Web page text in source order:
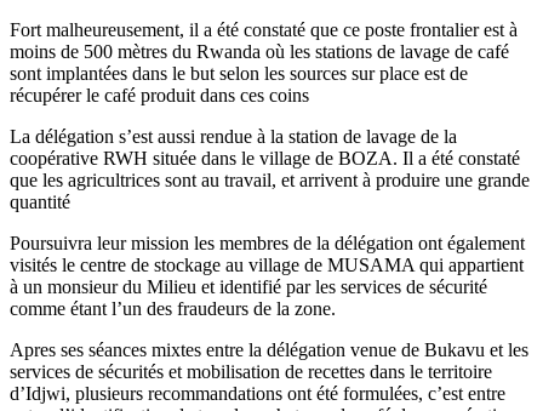
Fort malheureusement, il a été constaté que ce poste frontalier est à
moins de 500 mètres du Rwanda où les stations de lavage de café
sont implantées dans le but selon les sources sur place est de
récupérer le café produit dans ces coins
La délégation s’est aussi rendue à la station de lavage de la
coopérative RWH située dans le village de BOZA. Il a été constaté
que les agricultrices sont au travail, et arrivent à produire une grande
quantité
Poursuivra leur mission les membres de la délégation ont également
visités le centre de stockage au village de MUSAMA qui appartient
à un monsieur du Milieu et identifié par les services de sécurité
comme étant l’un des fraudeurs de la zone.
Apres ses séances mixtes entre la délégation venue de Bukavu et les
services de sécurités et mobilisation de recettes dans le territoire
d’Idjwi, plusieurs recommandations ont été formulées, c’est entre